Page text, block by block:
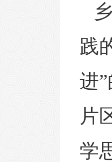
践
进
片
学